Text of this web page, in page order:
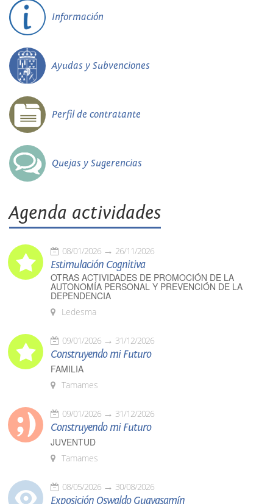
Información
Ayudas y Subvenciones
Perfil de contratante
Quejas y Sugerencias
Agenda actividades
08/01/2026 26/11/2026
Estimulación Cognitiva
OTRAS ACTIVIDADES DE PROMOCIÓN DE LA
AUTONOMÍA PERSONAL Y PREVENCIÓN DE LA
DEPENDENCIA
Ledesma
09/01/2026 31/12/2026
Construyendo mi Futuro
FAMILIA
Tamames
09/01/2026 31/12/2026
Construyendo mi Futuro
JUVENTUD
Tamames
08/05/2026 30/08/2026
Exposición Oswaldo Guayasamín